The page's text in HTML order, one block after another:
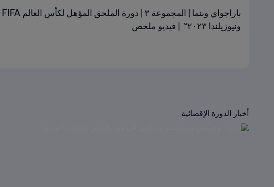
ونيوزيلندا ٢٠٢٣™ | فيديو ملخص
أخبار الدورة الإقصائية